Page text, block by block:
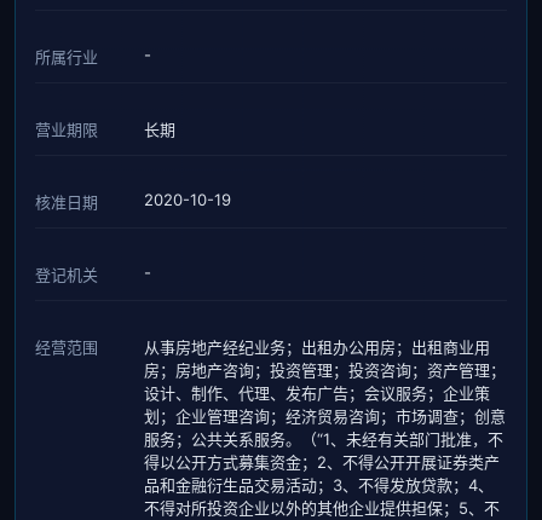
所属行业 -
营业期限 长期
核准日期 2020-10-19
登记机关 -
经营范围
从事房地产经纪业务；出租办公用房；出租商业用
房；房地产咨询；投资管理；投资咨询；资产管理；
设计、制作、代理、发布广告；会议服务；企业策
划；企业管理咨询；经济贸易咨询；市场调查；创意
服务；公共关系服务。（“1、未经有关部门批准，不
得以公开方式募集资金；2、不得公开开展证券类产
品和金融衍生品交易活动；3、不得发放贷款；4、
不得对所投资企业以外的其他企业提供担保；5、不